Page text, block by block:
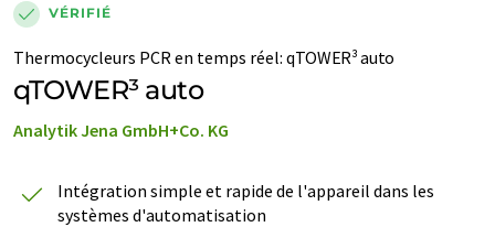
VÉRIFIÉ
Thermocycleurs PCR en temps réel: qTOWER³ auto
qTOWER³ auto
Analytik Jena GmbH+Co. KG
Intégration simple et rapide de l'appareil dans les
systèmes d'automatisation